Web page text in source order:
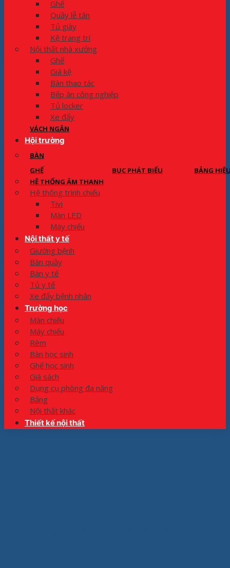
Ghế
Quầy lễ tân
Tủ giày
Kệ trang trí
Nội thất nhà xưởng
Ghế
Giá kệ
Bàn thao tác
Bếp ăn công nghiệp
Tủ locker
Xe đẩy
VÁCH NGĂN
Hội trường
BÀN
GHẾ
BỤC PHÁT BIỂU
BẢNG
HỆ THỐNG ÂM THANH
Hệ thống trình chiếu
Tivi
Màn LED
Máy chiếu
Nội thất y tế
Giường bệnh
Bàn quầy
Bàn y tế
Tủ y tế
Xe đẩy bệnh nhân
Trường học
Màn chiếu
Máy chiếu
Rèm
Bàn học sinh
Ghế học sinh
Giá sách
Dụng cụ phòng đa năng
Bảng
Nội thất khác
Thiết kế nội thất